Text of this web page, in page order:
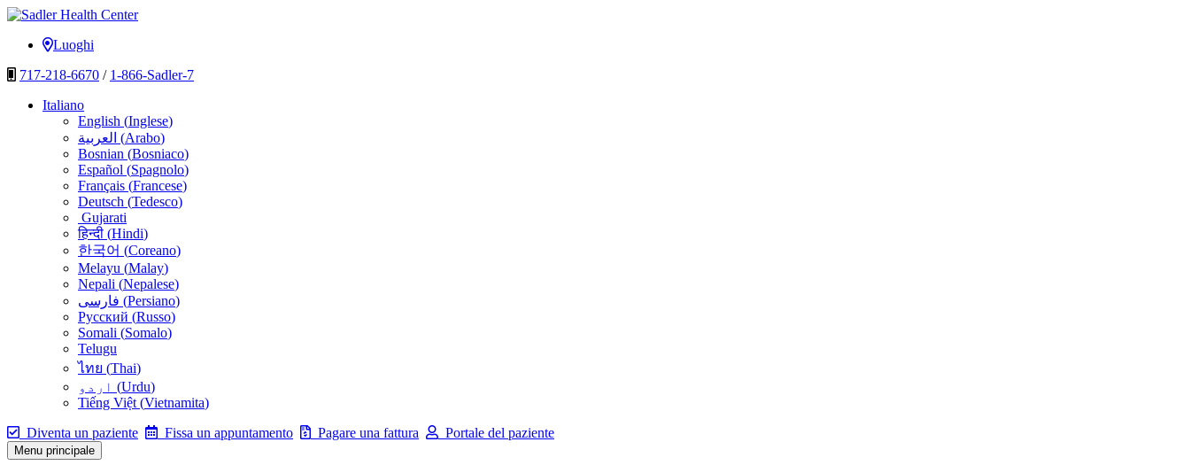
Vai
contenuto
Sadler Health Center
Luoghi
717-218-6670 / 1-866-Sadler-7
Italiano
English (Inglese)
العربية (Arabo)
Bosnian (Bosniaco)
Español (Spagnolo)
Français (Francese)
Deutsch (Tedesco)
Gujarati
हिन्दी (Hindi)
한국어 (Coreano)
Melayu (Malay)
Nepali (Nepalese)
فارسی (Persiano)
Русский (Russo)
Somali (Somalo)
Telugu
ไทย (Thai)
(Urdu)
Tiếng Việt (Vietnamita)
Diventa un paziente
Fissa un appuntamento Pagare una fattura Portale del paziente
Menu principale